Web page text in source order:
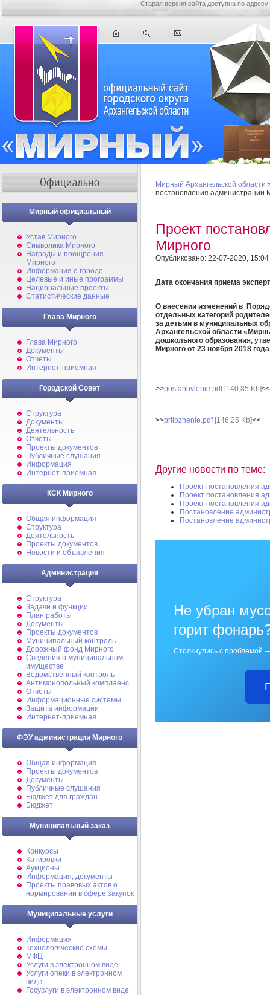
Старая версия сайта доступна по адресу
Мирный официальный
Устав Мирного
Символика Мирного
Награды и поощрения
Мирного
Информация о городе
Целевые и иные программы
Национальные проекты
Статистические данные
Глава Мирного
Глава Мирного
Документы
Отчеты
Интернет-приемная
Городской Совет
Структура
Документы
Деятельность
Отчеты
Проекты документов
Публичные слушания
Информация
Интернет-приемная
КСК Мирного
Общая информация
Структура
Деятельность
Проекты документов
Новости и объявления
Администрация
Структура
Задачи и функции
План работы
Документы
Проекты документов
Муниципальный контроль
Дорожный фонд Мирного
Cведения о муниципальном
имуществе
Ведомственный контроль
Антимонопольный комплаенс
Отчеты
Информационные системы
Защита информации
Интернет-приемная
ФЭУ администрации Мирного
Общая информация
Проекты документов
Документы
Публичные слушания
Бюджет для граждан
Бюджет
Муниципальный заказ
Конкурсы
Котировки
Аукционы
Информация, документы
Проекты правовых актов о
нормировании в сфере закупок
Муниципальные услуги
Информация
Технологические схемы
МФЦ
Услуги в электронном виде
Услуги опеки в электронном
виде
Госуслуги в электронном виде
Мирный Архангельской области
постановления администрации
Проект
Мирного
Опубликовано: 22-07-2020, 15:04
Дата окончания приема
О внесении изменений в
отдельных категорий
за детьми в муниципальных
Архангельской области
дошкольного образования,
Мирного от 23 ноября 2018
>>postanovlenie.pdf[140,85 Kb]<<
>>prilozhenie.pdf[146,25 Kb]<<
Другие новости по теме:
Проект постановления
Проект постановления
Проект постановления
Постановление
Постановление
Не убран
горит
Столкнулись с проблемой